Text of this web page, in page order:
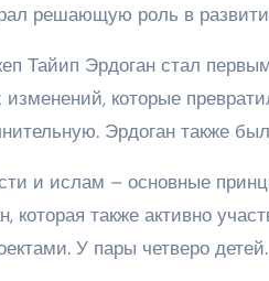
решающую роль в
Тайип Эрдоган стал
изменений, которые
Эрдоган также
и ислам – основные
которая также активно
У пары четверо детей.